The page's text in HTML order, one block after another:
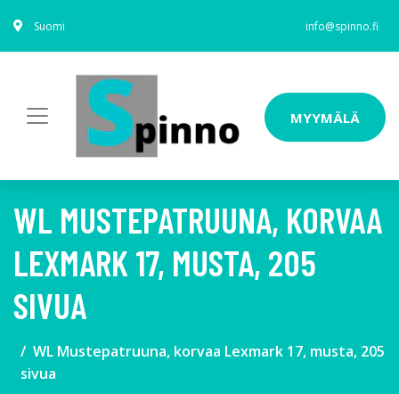
Suomi info@spinno.fi
MYYMÄLÄ
WL MUSTEPATRUUNA, KORVAA
LEXMARK 17, MUSTA, 205
SIVUA
WL Mustepatruuna, korvaa Lexmark 17, musta, 205
sivua